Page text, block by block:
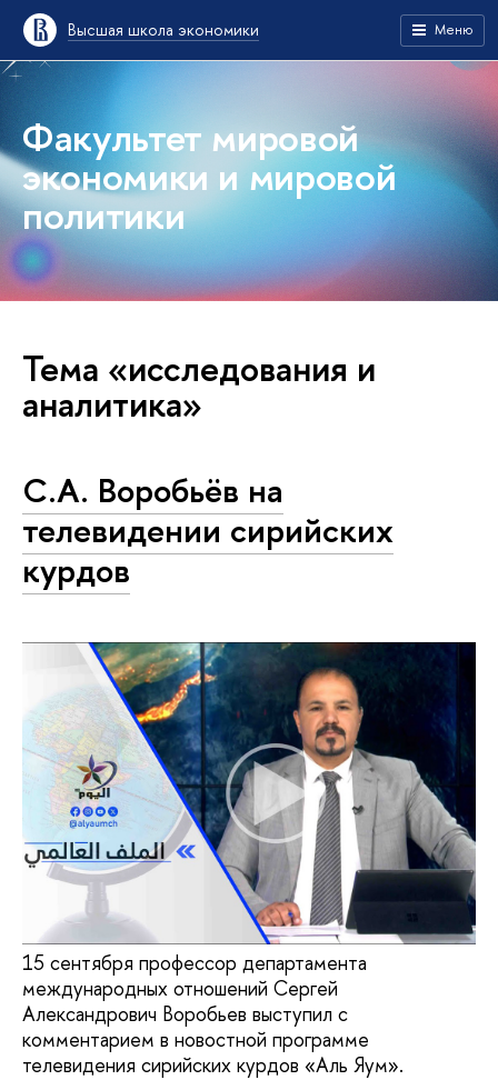
Высшая школа экономики Меню
Факультет мировой
экономики и мировой
политики
Тема «исследования и
аналитика»
С.А. Воробьёв на
телевидении сирийских
курдов
15 сентября профессор департамента
международных отношений Сергей
Александрович Воробьев выступил с
комментарием в новостной программе
телевидения сирийских курдов «Аль Яум».